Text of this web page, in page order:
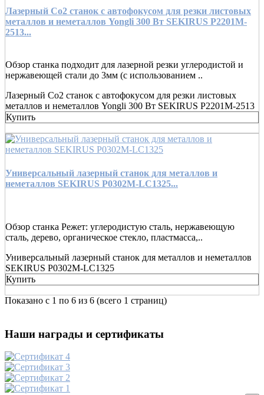
Лазерный Co2 станок с автофокусом для резки листовых
металлов и неметаллов Yongli 300 Вт SEKIRUS P2201M-
2513...
Обзор станка подходит для лазерной резки углеродистой и
нержавеющей стали до 3мм (с использованием ..
Лазерный Co2 станок с автофокусом для резки листовых
металлов и неметаллов Yongli 300 Вт SEKIRUS P2201M-2513
Купить
Универсальный лазерный станок для металлов и
неметаллов SEKIRUS P0302M-LС1325...
Обзор станка Режет: углеродистую сталь, нержавеющую
сталь, дерево, органическое стекло, пластмасса,..
Универсальный лазерный станок для металлов и неметаллов
SEKIRUS P0302M-LС1325
Купить
Показано с 1 по 6 из 6 (всего 1 страниц)
Наши награды и сертификаты